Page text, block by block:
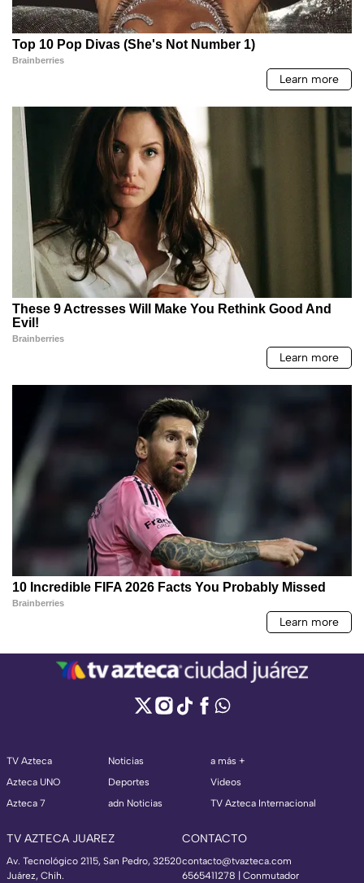
TV Azteca
Azteca UNO
Azteca 7
Noticias
Deportes
adn Noticias
a más +
Videos
TV Azteca Internacional
TV AZTECA JUAREZ
Av. Tecnológico 2115, San Pedro, 32520
Juárez, Chih.
CONTACTO
contacto@tvazteca.com
6565411278 | Conmutador